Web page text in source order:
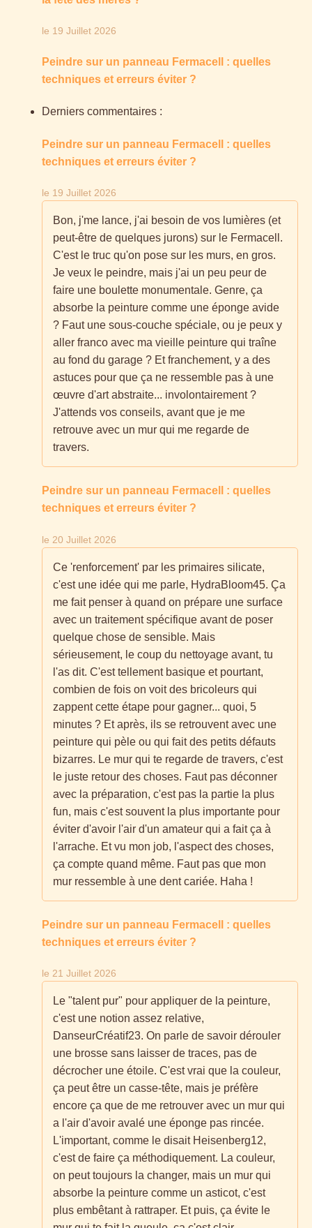
le 19 Juillet 2026
Peindre sur un panneau Fermacell : quelles
techniques et erreurs éviter ?
Derniers commentaires :
Peindre sur un panneau Fermacell : quelles
techniques et erreurs éviter ?
le 19 Juillet 2026
Bon, j'me lance, j'ai besoin de vos lumières (et
peut-être de quelques jurons) sur le Fermacell.
C'est le truc qu'on pose sur les murs, en gros.
Je veux le peindre, mais j'ai un peu peur de
faire une boulette monumentale. Genre, ça
absorbe la peinture comme une éponge avide
? Faut une sous-couche spéciale, ou je peux y
aller franco avec ma vieille peinture qui traîne
au fond du garage ? Et franchement, y a des
astuces pour que ça ne ressemble pas à une
œuvre d'art abstraite... involontairement ?
J'attends vos conseils, avant que je me
retrouve avec un mur qui me regarde de
travers.
Peindre sur un panneau Fermacell : quelles
techniques et erreurs éviter ?
le 20 Juillet 2026
Ce 'renforcement' par les primaires silicate,
c'est une idée qui me parle, HydraBloom45. Ça
me fait penser à quand on prépare une surface
avec un traitement spécifique avant de poser
quelque chose de sensible. Mais
sérieusement, le coup du nettoyage avant, tu
l'as dit. C'est tellement basique et pourtant,
combien de fois on voit des bricoleurs qui
zappent cette étape pour gagner... quoi, 5
minutes ? Et après, ils se retrouvent avec une
peinture qui pèle ou qui fait des petits défauts
bizarres. Le mur qui te regarde de travers, c'est
le juste retour des choses. Faut pas déconner
avec la préparation, c'est pas la partie la plus
fun, mais c'est souvent la plus importante pour
éviter d'avoir l'air d'un amateur qui a fait ça à
l'arrache. Et vu mon job, l'aspect des choses,
ça compte quand même. Faut pas que mon
mur ressemble à une dent cariée. Haha !
Peindre sur un panneau Fermacell : quelles
techniques et erreurs éviter ?
le 21 Juillet 2026
Le "talent pur" pour appliquer de la peinture,
c'est une notion assez relative,
DanseurCréatif23. On parle de savoir dérouler
une brosse sans laisser de traces, pas de
décrocher une étoile. C'est vrai que la couleur,
ça peut être un casse-tête, mais je préfère
encore ça que de me retrouver avec un mur qui
a l'air d'avoir avalé une éponge pas rincée.
L'important, comme le disait Heisenberg12,
c'est de faire ça méthodiquement. La couleur,
on peut toujours la changer, mais un mur qui
absorbe la peinture comme un asticot, c'est
plus embêtant à rattraper. Et puis, ça évite le